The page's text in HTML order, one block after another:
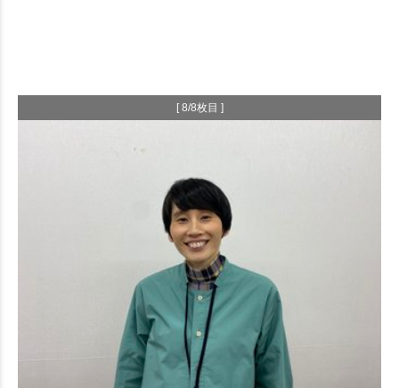
[ 8/8枚目 ]